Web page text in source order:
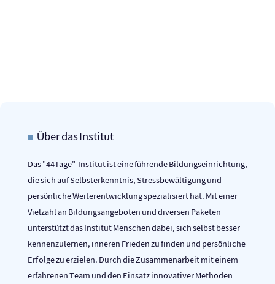
Über das Institut
Das "44Tage"-Institut ist eine führende Bildungseinrichtung,
die sich auf Selbsterkenntnis, Stressbewältigung und
persönliche Weiterentwicklung spezialisiert hat. Mit einer
Vielzahl an Bildungsangeboten und diversen Paketen
unterstützt das Institut Menschen dabei, sich selbst besser
kennenzulernen, inneren Frieden zu finden und persönliche
Erfolge zu erzielen. Durch die Zusammenarbeit mit einem
erfahrenen Team und den Einsatz innovativer Methoden